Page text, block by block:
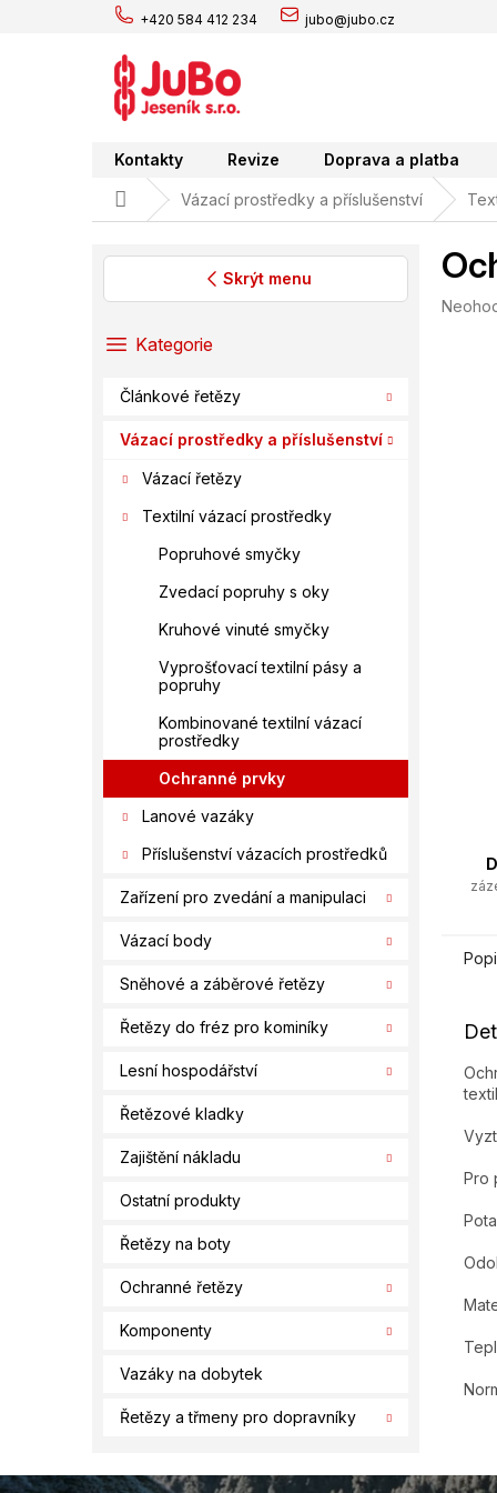
+420 584 412 234 jubo@jubo.cz
Kontakty Revize Doprava a platba
Domů Vázací prostředky a příslušenství
Skrýt menu
PřeskočitKategorie
Článkové řetězy
Vázací prostředky a příslušenství
Vázací řetězy
Textilní vázací prostředky
Popruhové smyčky
Zvedací popruhy s oky
Kruhové vinuté smyčky
Vyprošťovací textilní pásy a
popruhy
Kombinované textilní vázací
prostředky
Ochranné prvky
Lanové vazáky
Příslušenství vázacích prostředků
Zařízení pro zvedání a manipulaci
Vázací body
Sněhové a záběrové řetězy
Řetězy do fréz pro kominíky
Lesní hospodářství
Řetězové kladky
Zajištění nákladu
Ostatní produkty
Řetězy na boty
Ochranné řetězy
Komponenty
Vazáky na dobytek
Řetězy a třmeny pro dopravníky
Pro
Z